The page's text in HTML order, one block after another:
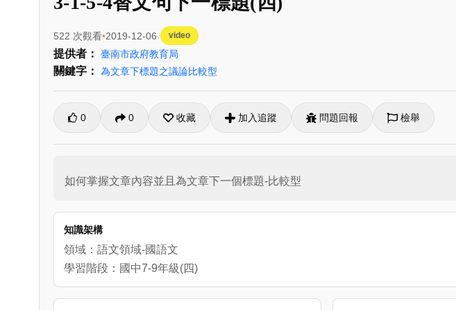
522 次觀看 2019-12-06 video
提供者： 臺南市政府教育局
關鍵字： 為文章下標題之議論比較型
0 0 收藏 加入追蹤 問題回報 檢舉
如何掌握文章內容並且為文章下一個標題-比較型
知識架構
領域：語文領域-國語文
學習階段：國中7-9年級(四)